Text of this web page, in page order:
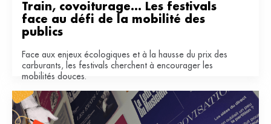
Train, covoiturage... Les festivals
face au défi de la mobilité des
publics
Face aux enjeux écologiques et à la hausse du prix des
carburants, les festivals cherchent à encourager les
mobilités douces.